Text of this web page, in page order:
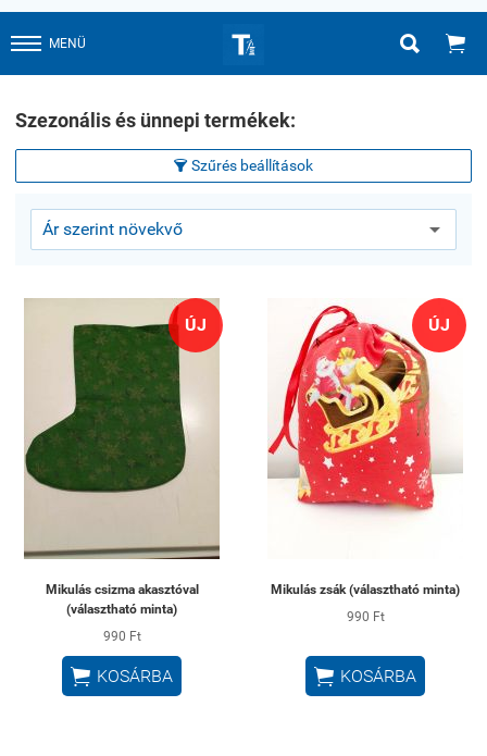
MENÜ  
Szezonális és ünnepi termékek:
 Szűrés beállítások
ÚJ
Mikulás csizma akasztóval
(választható minta)
990 Ft
 KOSÁRBA
ÚJ
Mikulás zsák (választható minta)
990 Ft
 KOSÁRBA